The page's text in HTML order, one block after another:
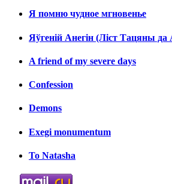
Я помню чудное мгновенье
Яўгенiй Анегін (Лiст Тацяны да
A friend of my severe days
Confession
Demons
Exegi monumentum
To Natasha